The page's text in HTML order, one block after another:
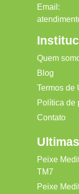
Email:
Quem
Blog
Termos de
Política de
Contato
Peixe
TM7
Peixe